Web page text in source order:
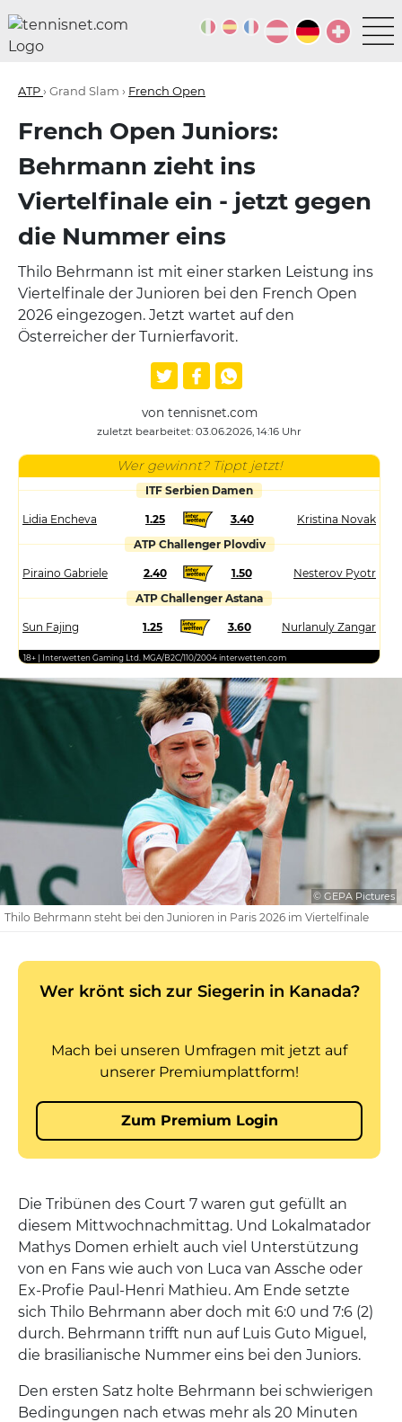
ATP› Grand Slam › French Open
French Open Juniors:
Behrmann zieht ins
Viertelfinale ein - jetzt gegen
die Nummer eins
Thilo Behrmann ist mit einer starken Leistung ins
Viertelfinale der Junioren bei den French Open
2026 eingezogen. Jetzt wartet auf den
Österreicher der Turnierfavorit.
von tennisnet.com
zuletzt bearbeitet: 03.06.2026, 14:16 Uhr
Wer gewinnt? Tippt jetzt!
ITF Serbien Damen
Lidia Encheva 1.25 3.40
Kristina Novak
ATP Challenger Plovdiv
Piraino Gabriele 2.40 1.50
Nesterov Pyotr
ATP Challenger Astana
Sun Fajing 1.25 3.60 Nurlanuly Zangar
18+ | Interwetten Gaming Ltd. MGA/B2C/110/2004 interwetten.com
© GEPA Pictures
Thilo Behrmann steht bei den Junioren in Paris 2026 im Viertelfinale
Die Tribünen des Court 7 waren gut gefüllt an
diesem Mittwochnachmittag. Und Lokalmatador
Mathys Domen erhielt auch viel Unterstützung
von en Fans wie auch von Luca van Assche oder
Ex-Profie Paul-Henri Mathieu. Am Ende setzte
sich Thilo Behrmann aber doch mit 6:0 und 7:6 (2)
durch. Behrmann trifft nun auf Luis Guto Miguel,
die brasilianische Nummer eins bei den Juniors.
Den ersten Satz holte Behrmann bei schwierigen
Bedingungen nach etwas mehr als 20 Minuten